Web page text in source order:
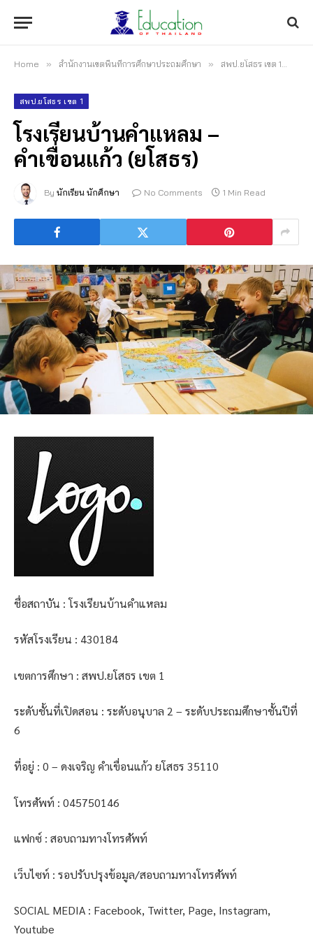
Home » สำนักงานเขตพื้นที่การศึกษาประถมศึกษา » สพป.ยโสธร เขต 1
สพป.ยโสธร เขต 1
โรงเรียนบ้านคำแหลม –
คำเขื่อนแก้ว (ยโสธร)
By นักเรียน นักศึกษา No Comments 1 Min Read
ชื่อสถาบัน : โรงเรียนบ้านคำแหลม
รหัสโรงเรียน : 430184
เขตการศึกษา : สพป.ยโสธร เขต 1
ระดับชั้นที่เปิดสอน : ระดับอนุบาล 2 – ระดับประถมศึกษาชั้นปีที่
6
ที่อยู่ : 0 – ดงเจริญ คำเขื่อนแก้ว ยโสธร 35110
โทรศัพท์ : 045750146
แฟกซ์ : สอบถามทางโทรศัพท์
เว็บไซท์ : รอปรับปรุงข้อมูล/สอบถามทางโทรศัพท์
SOCIAL MEDIA : Facebook, Twitter, Page, Instagram,
Youtube